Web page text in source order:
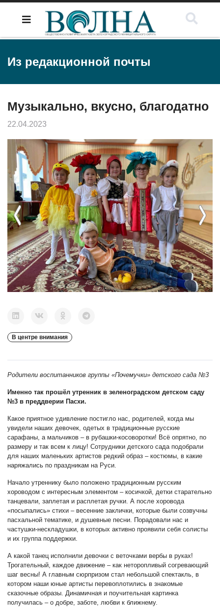
Из редакционной почты
Музыкально, вкусно, благодатно
22.04.2023
Previous Next
В центре внимания
Родители воспитанников группы «Почемучки» детского сада №3
Именно так прошёл утренник в зеленоградском детском саду
№3 в преддверии Пасхи.
Какое приятное удивление постигло нас, родителей, когда мы
увидели наших девочек, одетых в традиционные русские
сарафаны, а мальчиков –в рубашки-косоворотки! Всё опрятно, по
размеру и так всем к лицу! Сотрудники детского сада подобрали
для наших маленьких артистов редкий образ –костюмы, в какие
наряжались по праздникам на Руси.
Начало утреннику было положено традиционным русским
хороводом с интересным элементом –косичкой, детки старательно
танцевали, заплетая и расплетая ручки. А после хоровода
«посыпались» стихи –весенние заклички, которые были созвучны
пасхальной тематике, и душевные песни. Порадовали нас и
частушки-нескладушки, в которых активно проявили себя солисты
и их группа поддержки.
А какой танец исполнили девочки с веточками вербы в руках!
Трогательный, каждое движение –как неторопливый согревающий
шаг весны! А главным сюрпризом стал небольшой спектакль, в
котором наши юные артисты перевоплотились в знакомые
сказочные образы. Динамичная и поучительная картинка
получилась –о добре, заботе, любви к ближнему.